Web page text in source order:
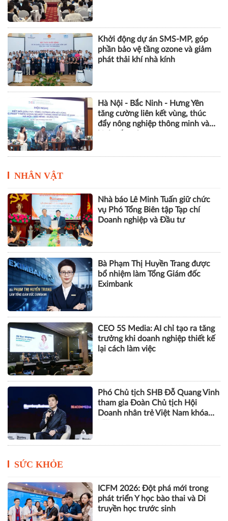
Khởi động dự án SMS-MP, góp
phần bảo vệ tầng ozone và giảm
phát thải khí nhà kính
Hà Nội - Bắc Ninh - Hưng Yên
tăng cường liên kết vùng, thúc
đẩy nông nghiệp thông minh và
NHÂN VẬT
Nhà báo Lê Minh Tuấn giữ chức
vụ Phó Tổng Biên tập Tạp chí
Doanh nghiệp và Đầu tư
Bà Phạm Thị Huyền Trang được
bổ nhiệm làm Tổng Giám đốc
Eximbank
CEO 5S Media: AI chỉ tạo ra tăng
trưởng khi doanh nghiệp thiết kế
lại cách làm việc
Phó Chủ tịch SHB Đỗ Quang Vinh
tham gia Đoàn Chủ tịch Hội
Doanh nhân trẻ Việt Nam khóa
SỨC KHỎE
ICFM 2026: Đột phá mới trong
phát triển Y học bào thai và Di
truyền học trước sinh